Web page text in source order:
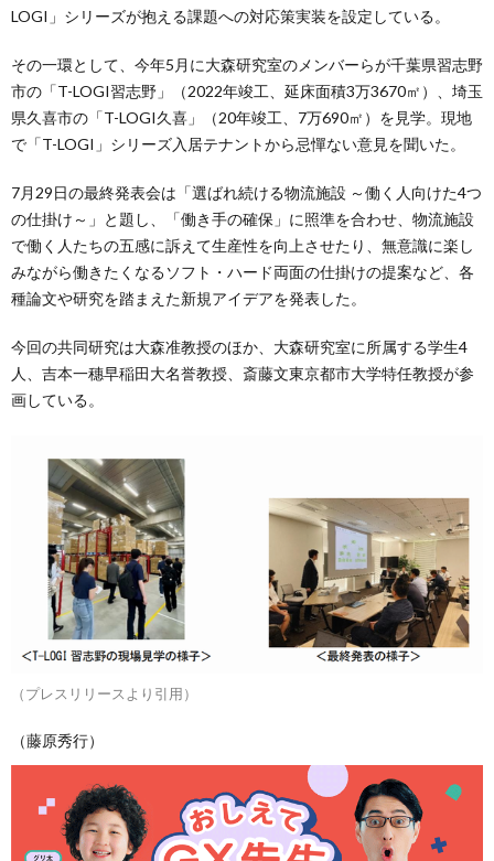
LOGI」シリーズが抱える課題への対応策実装を設定している。
その一環として、今年5月に大森研究室のメンバーらが千葉県習志野
市の「T-LOGI習志野」（2022年竣工、延床面積3万3670㎡）、埼玉
県久喜市の「T-LOGI久喜」（20年竣工、7万690㎡）を見学。現地
で「T-LOGI」シリーズ入居テナントから忌憚ない意見を聞いた。
7月29日の最終発表会は「選ばれ続ける物流施設 ～働く人向けた4つ
の仕掛け～」と題し、「働き手の確保」に照準を合わせ、物流施設
で働く人たちの五感に訴えて生産性を向上させたり、無意識に楽し
みながら働きたくなるソフト・ハード両面の仕掛けの提案など、各
種論文や研究を踏まえた新規アイデアを発表した。
今回の共同研究は大森准教授のほか、大森研究室に所属する学生4
人、吉本一穗早稲田大名誉教授、斎藤文東京都市大学特任教授が参
画している。
（プレスリリースより引用）
（藤原秀行）